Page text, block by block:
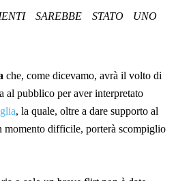
SAREBBE STATO UNO
che, come dicevamo, avrà il volto di
al pubblico per aver interpretato
, la quale, oltre a dare supporto al
momento difficile, porterà scompiglio